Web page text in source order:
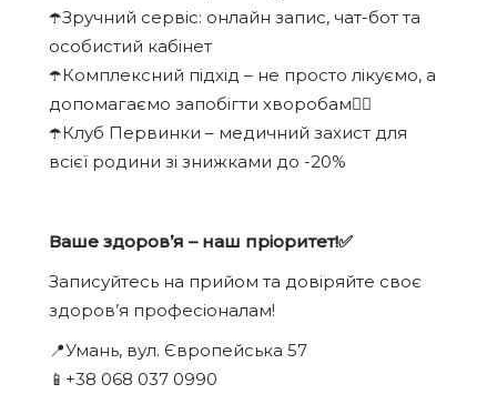
☂️Зручний сервіс: онлайн запис, чат-бот та
особистий кабінет
☂️Комплексний підхід – не просто лікуємо, а
допомагаємо запобігти хворобам☝🏻
☂️Клуб Первинки – медичний захист для
всієї родини зі знижками до -20%
Ваше здоров’я – наш пріоритет!✅
Записуйтесь на прийом та довіряйте своє
здоров’я професіоналам!
📍Умань, вул. Європейська 57
📱+38 068 037 0990